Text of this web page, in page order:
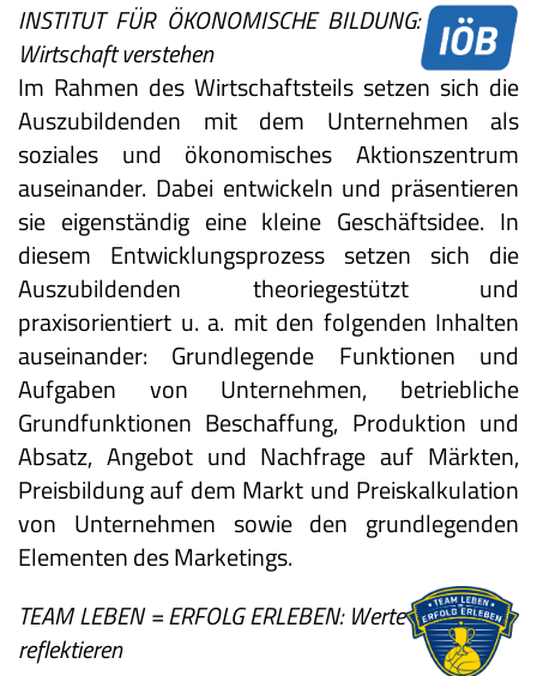
INSTITUT FÜR ÖKONOMISCHE BILDUNG:
Wirtschaft verstehen
Im Rahmen des Wirtschaftsteils setzen sich die
Auszubildenden mit dem Unternehmen als
soziales und ökonomisches Aktionszentrum
auseinander. Dabei entwickeln und präsentieren
sie eigenständig eine kleine Geschäftsidee. In
diesem Entwicklungsprozess setzen sich die
Auszubildenden theoriegestützt und
praxisorientiert u. a. mit den folgenden Inhalten
auseinander: Grundlegende Funktionen und
Aufgaben von Unternehmen, betriebliche
Grundfunktionen Beschaffung, Produktion und
Absatz, Angebot und Nachfrage auf Märkten,
Preisbildung auf dem Markt und Preiskalkulation
von Unternehmen sowie den grundlegenden
Elementen des Marketings.
TEAM LEBEN = ERFOLG ERLEBEN: Werte
reflektieren